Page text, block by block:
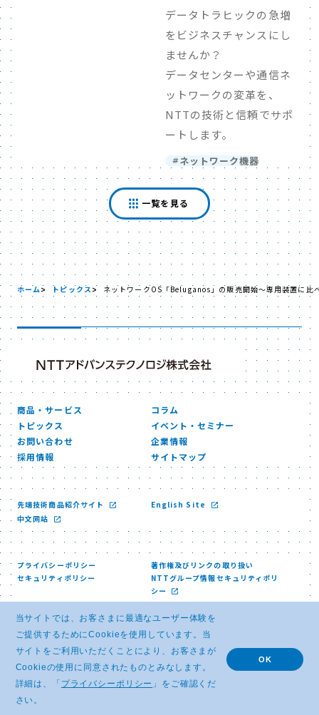
データトラヒックの急増
をビジネスチャンスにし
ませんか？
データセンターや通信ネ
ットワークの変革を、
NTTの技術と信頼でサポ
ートします。
ネットワーク機器
一覧を見る
ホーム トピックス ネットワークOS「Beluganos」の販売開始～専用装置に
商品・サービス
コラム
トピックス
イベント・セミナー
お問い合わせ
企業情報
採用情報
サイトマップ
先端技術商品紹介サイト
English Site
中文网站
プライバシーポリシー
著作権及びリンクの取り扱い
セキュリティポリシー
NTTグループ情報セキュリティポリ
シー
© NTT ADVANCED TECHNOLOGY CORPORATION
当サイトでは、お客さまに最適なユーザー体験を
ご提供するためにCookieを使用しています。当
サイトをご利用いただくことにより、お客さまが
Cookieの使用に同意されたものとみなします。
詳細は、「 プライバシーポリシー 」をご確認くだ
さい。
OK